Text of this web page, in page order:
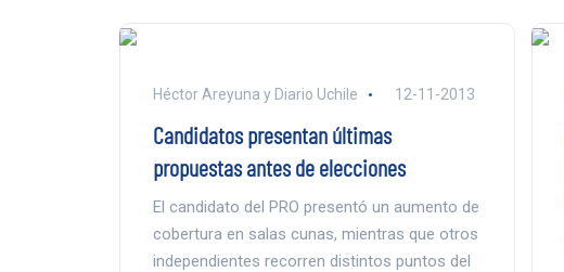
Héctor Areyuna y Diario Uchile 12-11-2013
Candidatos presentan últimas
propuestas antes de elecciones
El candidato del PRO presentó un aumento de
cobertura en salas cunas, mientras que otros
independientes recorren distintos puntos del